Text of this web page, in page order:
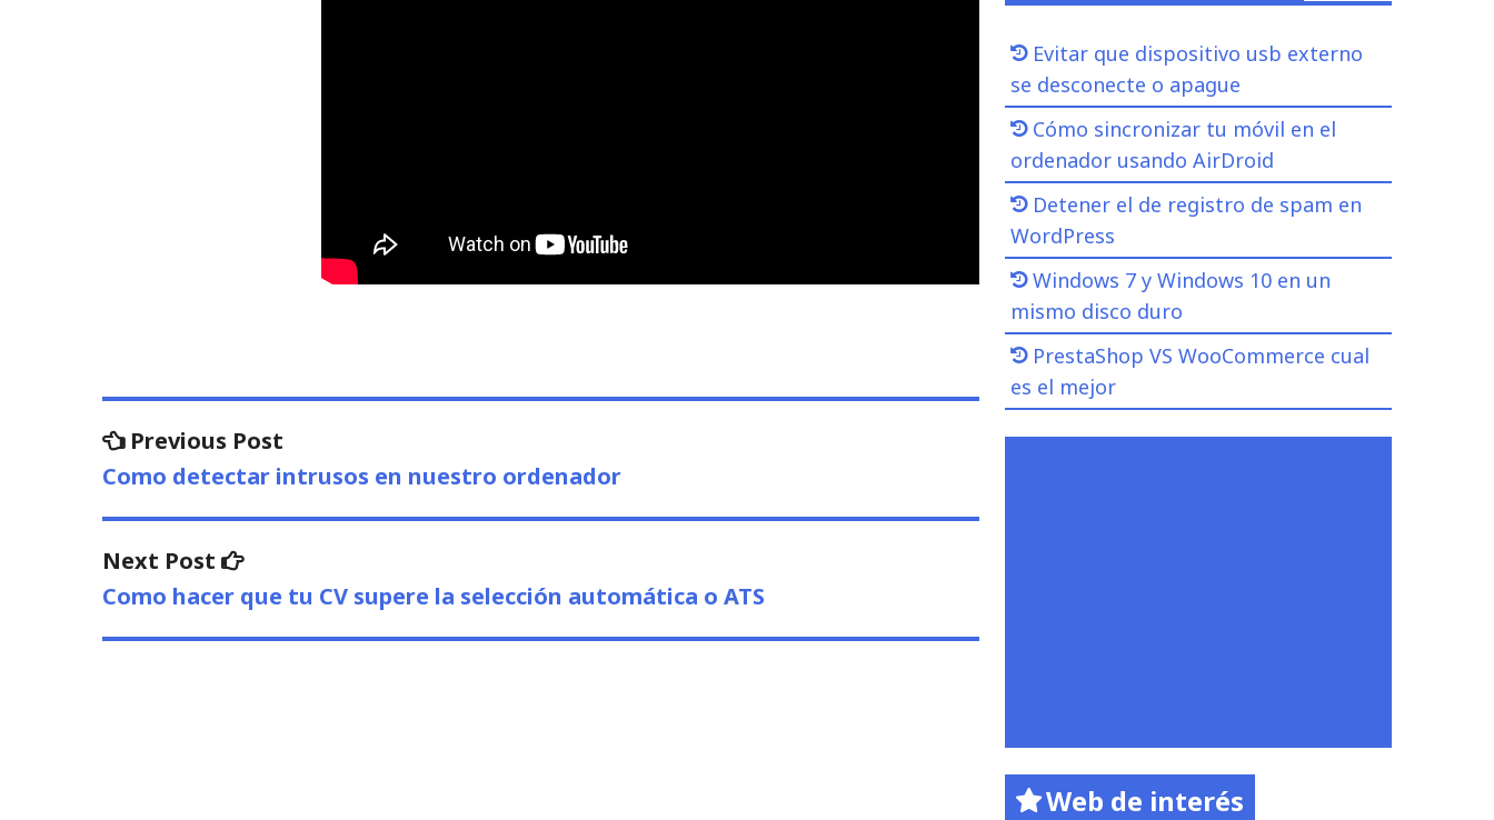
Navegación
de
entradas
Previous Post
post:
Como detectar intrusos en nuestro ordenador
Next Post
Next
post:
Como hacer que tu CV supere la selección automática o ATS
Evitar que dispositivo usb externo
se desconecte o apague
Cómo sincronizar tu móvil en el
ordenador usando AirDroid
Detener el de registro de spam en
WordPress
Windows 7 y Windows 10 en un
mismo disco duro
PrestaShop VS WooCommerce cual
es el mejor
Web de interés